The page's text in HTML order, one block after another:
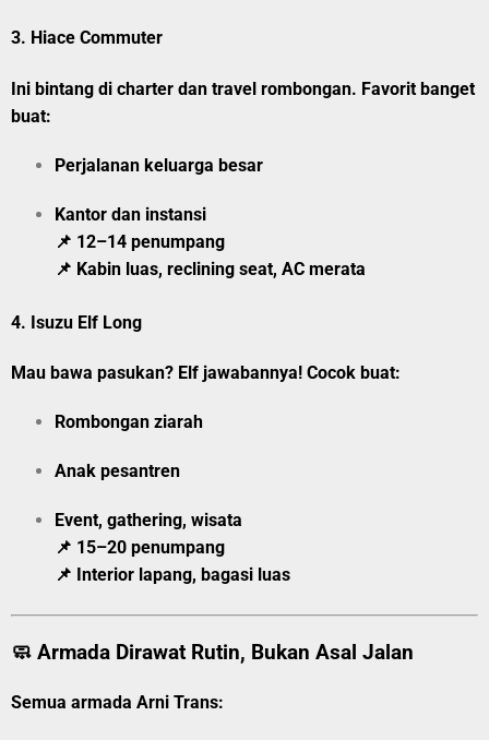
3. Hiace Commuter
Ini bintang di charter dan travel rombongan. Favorit banget
buat:
Perjalanan keluarga besar
Kantor dan instansi
📌 12–14 penumpang
📌 Kabin luas, reclining seat, AC merata
4. Isuzu Elf Long
Mau bawa pasukan? Elf jawabannya! Cocok buat:
Rombongan ziarah
Anak pesantren
Event, gathering, wisata
📌 15–20 penumpang
📌 Interior lapang, bagasi luas
🧼 Armada Dirawat Rutin, Bukan Asal Jalan
Semua armada Arni Trans: